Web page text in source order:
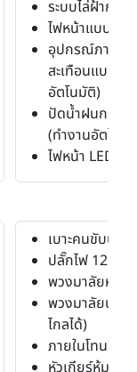
ระบบไล่ฝ้ากระ
ไฟหน้าแบบโปร
อุปกรณ์ภายน
สะเทือนแบบถุ
อัตโนมัติ)
ปัดน้ำฝนกระจ
(ทำงานอัตโนมั
ไฟหน้า LED
เบาะคนขับปรับ
ปลั๊กไฟ 12 โวล
พวงมาลัยหุ้มห
พวงมาลัยปรับ
ไกลได้)
ภายในโทนสีดำ
หัวเกียร์หุ้มหนัง